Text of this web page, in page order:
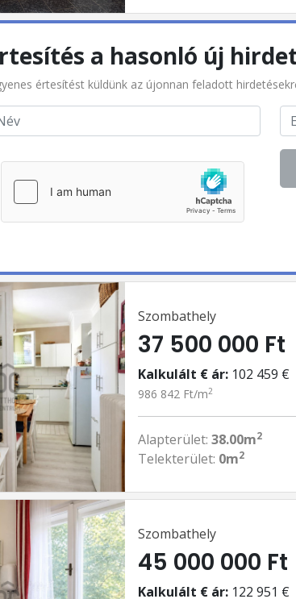
a hasonló új
értesítést küldünk az újonnan feladott
Szombathely
37 500 000 Ft
Kalkulált € ár: 102 459 €
986 842 Ft/m2
Alapterület:38.00m2
Telekterület: 0m2
Szombathely
45 000 000 Ft
Kalkulált € ár: 122 951 €